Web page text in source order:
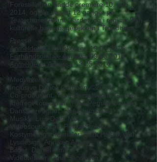
Forestillingen hadde premiere 10. mai
2014, og ble da vist 12 ganger på
Teaterhuset Avant Garden og i regi av Den
kulturelle barnehagesekken i Trondheim.
Presse
Anmeldelse i periskop.no 19.03.2015
Forhåndsomtale Adressa 09.05.2014
Anmeldelse Adressa 13.05.2014
Medvirkende
Inclusive Dance Company©2014
Co-produsent: Teaterhuset Avant Garden
Idé/regi/koreografi: Tone Pernille Østern
Dans/koreografi: Live Strugstad
Musikk: Luis Della Mea
Videoscenografi: Pekka Stokke
Kostyme og materialer: Berit Haltvik With
Lysdesign: Anniken Arnøy
Bilder: Daniel Almli
Videoteaser: Gina Sandberg